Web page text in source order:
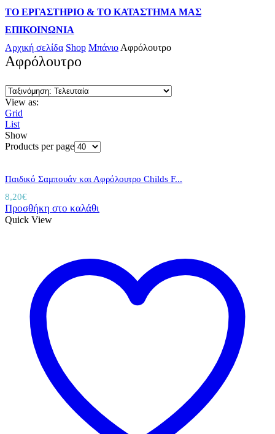
ΤΟ ΕΡΓΑΣΤΗΡΙΟ & ΤΟ ΚΑΤΑΣΤΗΜΑ ΜΑΣ
ΕΠΙΚΟΙΝΩΝΙΑ
Αρχική σελίδα Shop Μπάνιο Αφρόλουτρο
Αφρόλουτρο
View as:
Grid
List
Show
Products per page
Παιδικό Σαμπουάν και Αφρόλουτρο Childs F...
8,20€
Προσθήκη στο καλάθι
Quick View